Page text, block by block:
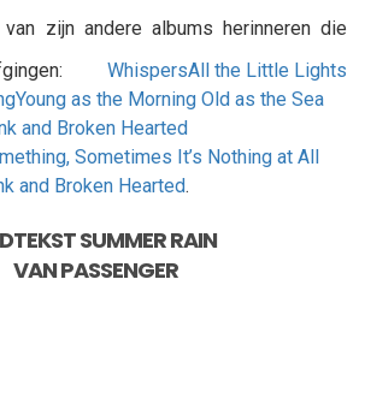
zijn andere albums herinneren die
WhispersAll the Little Lights
Young as the Morning Old as the Sea
and Broken Hearted
Sometimes It’s Nothing at All
and Broken Hearted.
SUMMER RAIN
VANPASSENGER